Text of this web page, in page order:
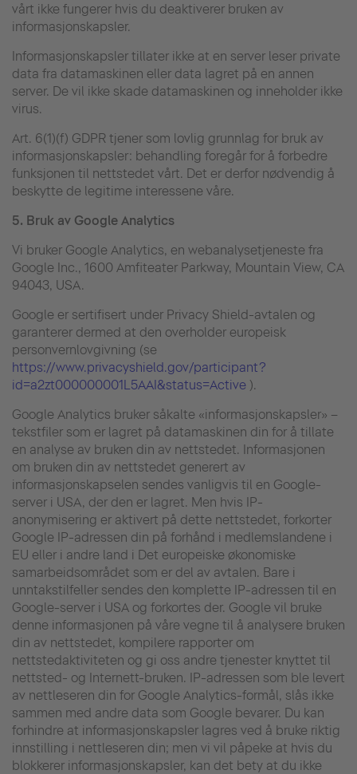
vårt ikke fungerer hvis du deaktiverer bruken av
informasjonskapsler.
Informasjonskapsler tillater ikke at en server leser private
data fra datamaskinen eller data lagret på en annen
server. De vil ikke skade datamaskinen og inneholder ikke
virus.
Art. 6(1)(f) GDPR tjener som lovlig grunnlag for bruk av
informasjonskapsler: behandling foregår for å forbedre
funksjonen til nettstedet vårt. Det er derfor nødvendig å
beskytte de legitime interessene våre.
5. Bruk av Google Analytics
Vi bruker Google Analytics, en webanalysetjeneste fra
Google Inc., 1600 Amfiteater Parkway, Mountain View, CA
94043, USA.
Google er sertifisert under Privacy Shield-avtalen og
garanterer dermed at den overholder europeisk
personvernlovgivning (se
https://www.privacyshield.gov/participant?
id=a2zt000000001L5AAI&status=Active ).
Google Analytics bruker såkalte «informasjonskapsler» –
tekstfiler som er lagret på datamaskinen din for å tillate
en analyse av bruken din av nettstedet. Informasjonen
om bruken din av nettstedet generert av
informasjonskapselen sendes vanligvis til en Google-
server i USA, der den er lagret. Men hvis IP-
anonymisering er aktivert på dette nettstedet, forkorter
Google IP-adressen din på forhånd i medlemslandene i
EU eller i andre land i Det europeiske økonomiske
samarbeidsområdet som er del av avtalen. Bare i
unntakstilfeller sendes den komplette IP-adressen til en
Google-server i USA og forkortes der. Google vil bruke
denne informasjonen på våre vegne til å analysere bruken
din av nettstedet, kompilere rapporter om
nettstedaktiviteten og gi oss andre tjenester knyttet til
nettsted- og Internett-bruken. IP-adressen som ble levert
av nettleseren din for Google Analytics-formål, slås ikke
sammen med andre data som Google bevarer. Du kan
forhindre at informasjonskapsler lagres ved å bruke riktig
innstilling i nettleseren din; men vi vil påpeke at hvis du
blokkerer informasjonskapsler, kan det bety at du ikke